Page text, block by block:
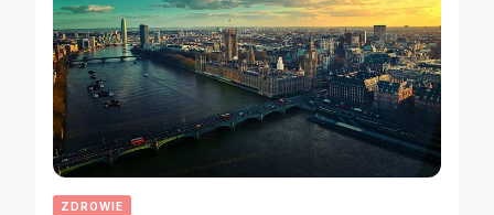
ZDROWIE